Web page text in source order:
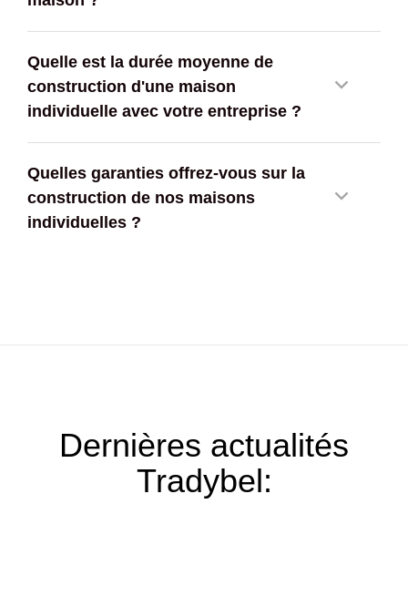
Quelle est la durée moyenne de
construction d'une maison
individuelle avec votre entreprise ?
Quelles garanties offrez-vous sur la
construction de nos maisons
individuelles ?
Dernières actualités
Tradybel: